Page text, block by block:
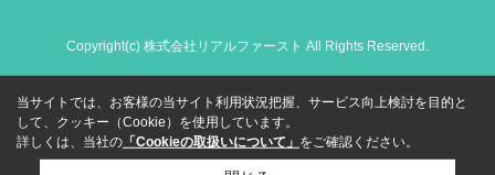
Copyright(c) 株式会社リアルファースト All Rights Reserved.
当サイトでは、お客様の当サイト利用状況把握、サービス向上検討を目的と
して、クッキー（Cookie）を使用しています。
詳しくは、当社の 「Cookieの取扱いについて」 をご確認ください。